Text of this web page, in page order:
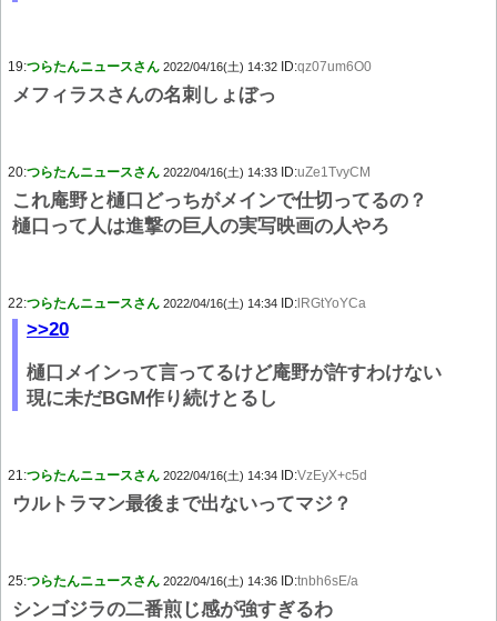
19:つらたんニュースさん 2022/04/16(土) 14:32 ID:qz07um6O0
メフィラスさんの名刺しょぼっ
20:つらたんニュースさん 2022/04/16(土) 14:33 ID:uZe1TvyCM
これ庵野と樋口どっちがメインで仕切ってるの？
樋口って人は進撃の巨人の実写映画の人やろ
22:つらたんニュースさん 2022/04/16(土) 14:34 ID: lRGtYoYCa
>>20
樋口メインって言ってるけど庵野が許すわけない
現に未だBGM作り続けとるし
21:つらたんニュースさん 2022/04/16(土) 14:34 ID:VzEyX+c5d
ウルトラマン最後まで出ないってマジ？
25:つらたんニュースさん 2022/04/16(土) 14:36 ID:tnbh6sE/a
シンゴジラの二番煎じ感が強すぎるわ